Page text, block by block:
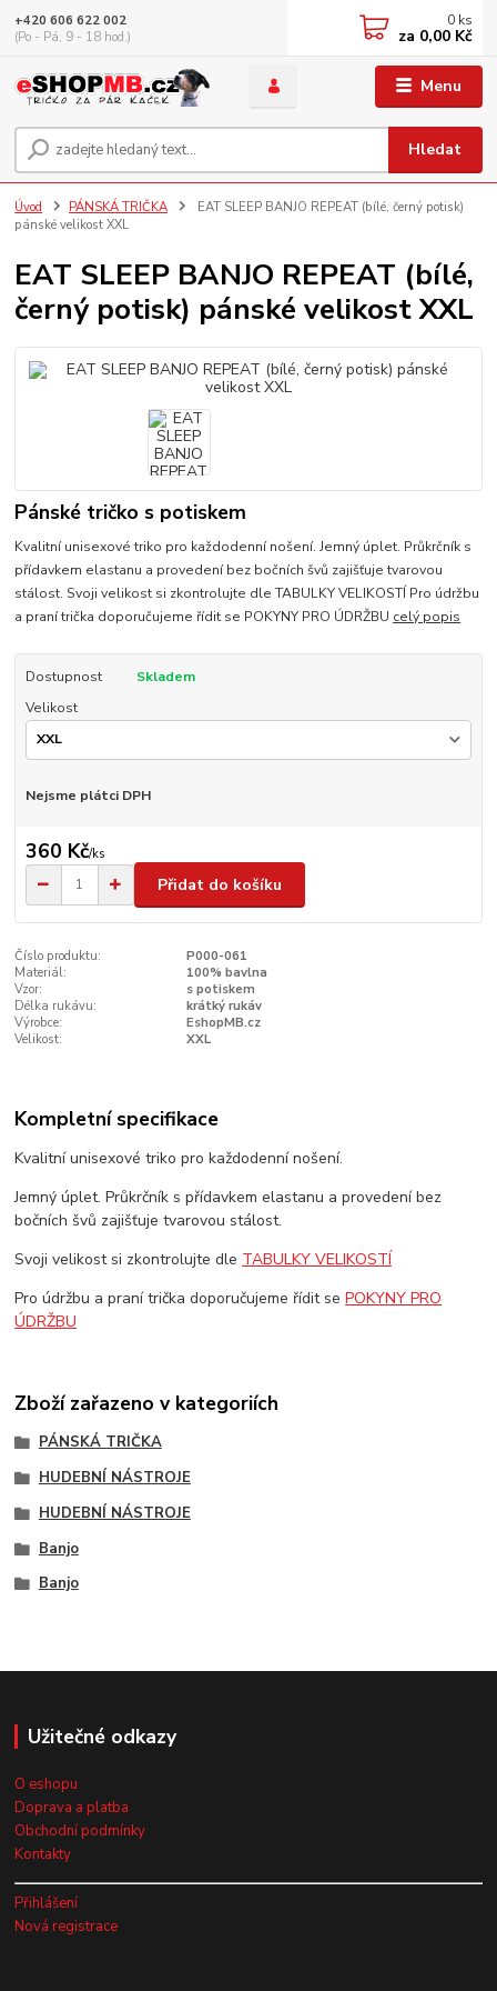
Menu
Hledat
+420 606 622 002
(Po - Pá, 9 - 18 hod.)
0 ks
za 0,00 Kč
Úvod PÁNSKÁ TRIČKA
EAT SLEEP BANJO REPEAT (bílé, černý potisk)
pánské velikost XXL
EAT SLEEP BANJO REPEAT (bílé,
černý potisk) pánské velikost XXL
Pánské tričko s potiskem
Kvalitní unisexové triko pro každodenní nošení. Jemný úplet. Průkrčník s
přídavkem elastanu a provedení bez bočních švů zajišťuje tvarovou
stálost. Svoji velikost si zkontrolujte dle TABULKY VELIKOSTÍ Pro údržbu
a praní trička doporučujeme řídit se POKYNY PRO ÚDRŽBU celý popis
Dostupnost
Skladem
Velikost
Nejsme plátci DPH
360 Kč/ks
Přidat do košíku
Číslo produktu:
P000-061
Materiál:
100% bavlna
Vzor:
s potiskem
Délka rukávu:
krátký rukáv
Výrobce:
EshopMB.cz
Velikost:
XXL
Kompletní specifikace
Kvalitní unisexové triko pro každodenní nošení.
Jemný úplet. Průkrčník s přídavkem elastanu a provedení bez
bočních švů zajišťuje tvarovou stálost.
Svoji velikost si zkontrolujte dle TABULKY VELIKOSTÍ
Pro údržbu a praní trička doporučujeme řídit sePOKYNY PRO
ÚDRŽBU
Zboží zařazeno v kategoriích
PÁNSKÁ TRIČKA
HUDEBNÍ NÁSTROJE
HUDEBNÍ NÁSTROJE
Banjo
Banjo
Užitečné odkazy
O eshopu
Doprava a platba
Obchodní podmínky
Kontakty
Přihlášení
Nová registrace